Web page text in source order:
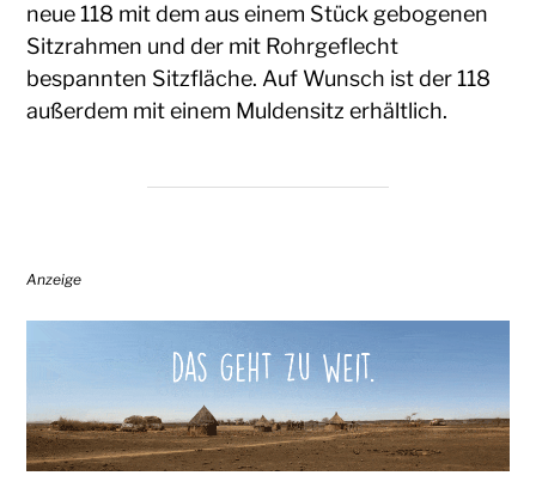
neue 118 mit dem aus einem Stück gebogenen
Sitzrahmen und der mit Rohrgeflecht
bespannten Sitzfläche. Auf Wunsch ist der 118
außerdem mit einem Muldensitz erhältlich.
Anzeige